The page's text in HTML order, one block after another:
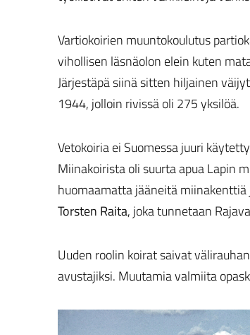
Vartiokoirien muuntokoulutus
vihollisen läsnäolon elein kuten
Järjestäpä siinä sitten hiljainen
1944, jolloin rivissä oli 275 yksilöä.
Vetokoiria ei Suomessa juuri
Miinakoirista oli suurta apua Lapin
huomaamatta jääneitä
Torsten Raita, joka tunnetaan
Uuden roolin koirat saivat
avustajiksi. Muutamia valmiita